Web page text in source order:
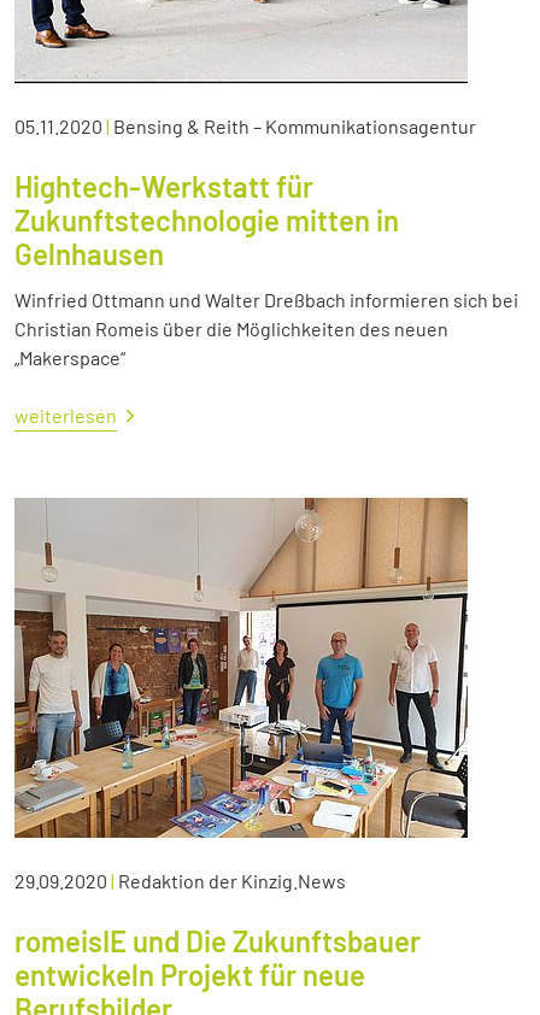
05.11.2020 | Bensing & Reith – Kommunikationsagentur
Hightech-Werkstatt für
Zukunftstechnologie mitten in
Gelnhausen
Winfried Ottmann und Walter Dreßbach informieren sich bei
Christian Romeis über die Möglichkeiten des neuen
„Makerspace“
weiterlesen
29.09.2020 | Redaktion der Kinzig.News
romeisIE und Die Zukunftsbauer
entwickeln Projekt für neue